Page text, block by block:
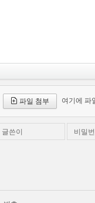
파일 첨부 여기에 파
글쓴이 비밀